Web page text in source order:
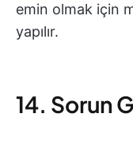
emin olmak için
yapılır.
14. Sorun